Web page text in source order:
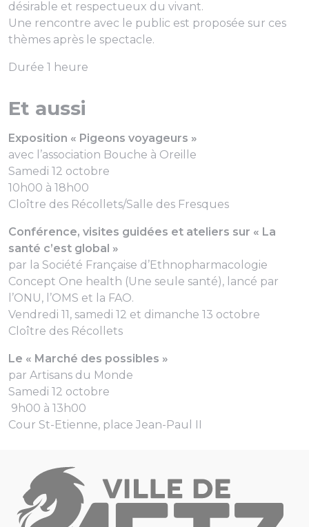
désirable et respectueux du vivant.
Une rencontre avec le public est proposée sur ces
thèmes après le spectacle.
Durée 1 heure
Et aussi
Exposition « Pigeons voyageurs »
avec l’association Bouche à Oreille
Samedi 12 octobre
10h00 à 18h00
Cloître des Récollets/Salle des Fresques
Conférence, visites guidées et ateliers sur « La
santé c’est global »
par la Société Française d’Ethnopharmacologie
Concept One health (Une seule santé), lancé par
l’ONU, l’OMS et la FAO.
Vendredi 11, samedi 12 et dimanche 13 octobre
Cloître des Récollets
Le « Marché des possibles »
par Artisans du Monde
Samedi 12 octobre
9h00 à 13h00
Cour St-Etienne, place Jean-Paul II